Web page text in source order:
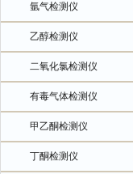
氩气检测仪
乙醇检测仪
二氧化氯检测仪
有毒气体检测仪
甲乙酮检测仪
丁酮检测仪